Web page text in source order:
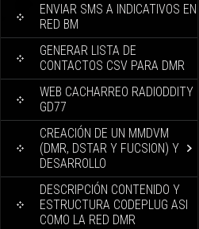
ENVIAR SMS A INDICATIVOS EN
RED BM
GENERAR LISTA DE
CONTACTOS CSV PARA DMR
WEB CACHARREO RADIODDITY
GD77
CREACIÓN DE UN MMDVM
(DMR, DSTAR Y FUCSION) Y
DESARROLLO
DESCRIPCIÓN CONTENIDO Y
ESTRUCTURA CODEPLUG ASI
COMO LA RED DMR